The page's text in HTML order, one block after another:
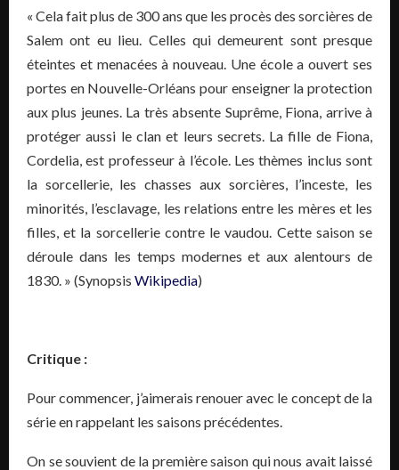
« Cela fait plus de 300 ans que les procès des sorcières de
Salem ont eu lieu. Celles qui demeurent sont presque
éteintes et menacées à nouveau. Une école a ouvert ses
portes en Nouvelle-Orléans pour enseigner la protection
aux plus jeunes. La très absente Suprême, Fiona, arrive à
protéger aussi le clan et leurs secrets. La fille de Fiona,
Cordelia, est professeur à l’école. Les thèmes inclus sont
la sorcellerie, les chasses aux sorcières, l’inceste, les
minorités, l’esclavage, les relations entre les mères et les
filles, et la sorcellerie contre le vaudou. Cette saison se
déroule dans les temps modernes et aux alentours de
1830. » (Synopsis Wikipedia)
Critique :
Pour commencer, j’aimerais renouer avec le concept de la
série en rappelant les saisons précédentes.
On se souvient de la première saison qui nous avait laissé